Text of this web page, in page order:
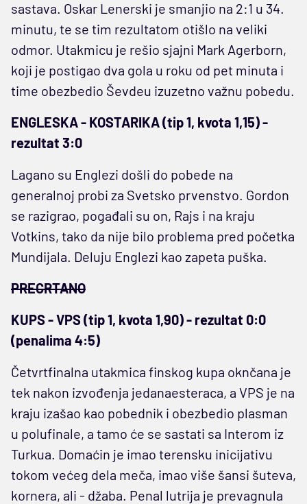
sastava. Oskar Lenerski je smanjio na 2:1 u 34.
minutu, te se tim rezultatom otišlo na veliki
odmor. Utakmicu je rešio sjajni Mark Agerborn,
koji je postigao dva gola u roku od pet minuta i
time obezbedio Ševdeu izuzetno važnu pobedu.
ENGLESKA - KOSTARIKA (tip 1, kvota 1,15) -
rezultat 3:0
Lagano su Englezi došli do pobede na
generalnoj probi za Svetsko prvenstvo. Gordon
se razigrao, pogađali su on, Rajs i na kraju
Votkins, tako da nije bilo problema pred početka
Mundijala. Deluju Englezi kao zapeta puška.
PRECRTANO
KUPS - VPS (tip 1, kvota 1,90) - rezultat 0:0
(penalima 4:5)
Četvrtfinalna utakmica finskog kupa oknčana je
tek nakon izvođenja jedanaesteraca, a VPS je na
kraju izašao kao pobednik i obezbedio plasman
u polufinale, a tamo će se sastati sa Interom iz
Turkua. Domaćin je imao terensku inicijativu
tokom većeg dela meča, imao više šansi šuteva,
kornera, ali - džaba. Penal lutrija je prevagnula